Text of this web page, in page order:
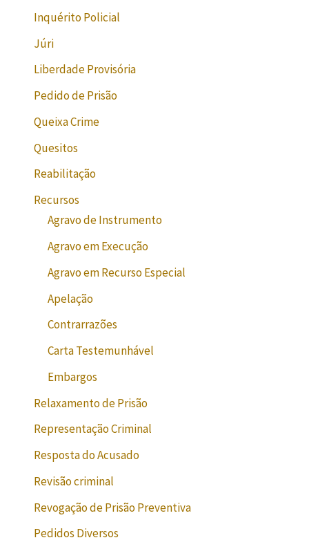
Inquérito Policial
Júri
Liberdade Provisória
Pedido de Prisão
Queixa Crime
Quesitos
Reabilitação
Recursos
Agravo de Instrumento
Agravo em Execução
Agravo em Recurso Especial
Apelação
Contrarrazões
Carta Testemunhável
Embargos
Relaxamento de Prisão
Representação Criminal
Resposta do Acusado
Revisão criminal
Revogação de Prisão Preventiva
Pedidos Diversos